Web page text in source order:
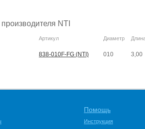
NTI
Артикул Диаметр
838-010F-FG (NTI) 010 3,00
Помощь
Инструкция